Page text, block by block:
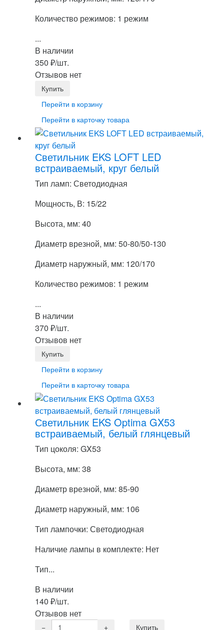
Количество режимов: 1 режим
...
В наличии
350 ₽/шт.
Отзывов нет
Перейти в корзину
Перейти в карточку товара
Светильник EKS LOFT LED
встраиваемый, круг белый
Тип ламп: Светодиодная
Мощность, В: 15/22
Высота, мм: 40
Диаметр врезной, мм: 50-80/50-130
Диаметр наружный, мм: 120/170
Количество режимов: 1 режим
...
В наличии
370 ₽/шт.
Отзывов нет
Перейти в корзину
Перейти в карточку товара
Светильник EKS Optima GX53
встраиваемый, белый глянцевый
Тип цоколя: GX53
Высота, мм: 38
Диаметр врезной, мм: 85-90
Диаметр наружный, мм: 106
Тип лампочки: Светодиодная
Наличие лампы в комплекте: Нет
Тип...
В наличии
140 ₽/шт.
Отзывов нет